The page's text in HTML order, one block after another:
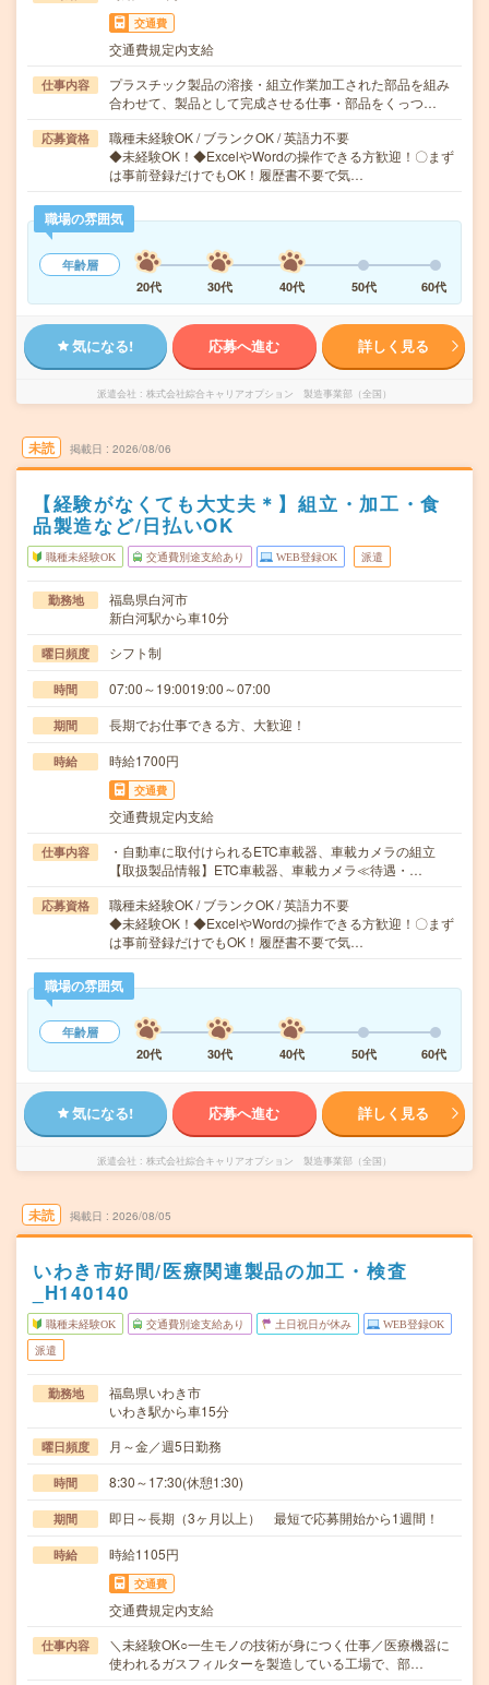
交通費
交通費規定内支給
仕事内容
プラスチック製品の溶接・組立作業加工された部品を組み
合わせて、製品として完成させる仕事・部品をくっつ…
応募資格
職種未経験OK / ブランクOK / 英語力不要
◆未経験OK！◆ExcelやWordの操作できる方歓迎！〇まず
は事前登録だけでもOK！履歴書不要で気…
職場の雰囲気
年齢層
20代
30代 40代 50代 60代
気になる! 応募へ進む 詳しく見る
派遣会社 株式会社綜合キャリアオプション 製造事業部（全国）
未読 掲載日 2026/08/06
【経験がなくても大丈夫＊】組立・加工・食
品製造など/日払いOK
職種未経験OK 交通費別途支給あり WEB登録OK 派遣
勤務地
福島県白河市
新白河駅から車10分
曜日頻度 シフト制
時間 07:00～19:0019:00～07:00
期間 長期でお仕事できる方、大歓迎！
時給 時給1700円
交通費
交通費規定内支給
仕事内容
・自動車に取付けられるETC車載器、車載カメラの組立
【取扱製品情報】ETC車載器、車載カメラ≪待遇・…
応募資格
職種未経験OK / ブランクOK / 英語力不要
◆未経験OK！◆ExcelやWordの操作できる方歓迎！〇まず
は事前登録だけでもOK！履歴書不要で気…
職場の雰囲気
年齢層
20代
30代 40代 50代 60代
気になる! 応募へ進む 詳しく見る
派遣会社 株式会社綜合キャリアオプション 製造事業部（全国）
未読 掲載日 2026/08/05
いわき市好間/医療関連製品の加工・検査
_H140140
職種未経験OK 交通費別途支給あり 土日祝日が休み WEB登録OK
派遣
勤務地
福島県いわき市
いわき駅から車15分
曜日頻度 月～金／週5日勤務
時間 8:30～17:30(休憩1:30)
期間 即日～長期（3ヶ月以上） 最短で応募開始から1週間！
時給 時給1105円
交通費
交通費規定内支給
仕事内容
＼未経験OK○一生モノの技術が身につく仕事／医療機器に
使われるガスフィルターを製造している工場で、部…